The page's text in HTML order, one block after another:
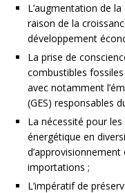
L’augmentation de
raison de la
développement
La prise de
combustibles
avec notamment
(GES) responsables
La nécessité pour les
énergétique en
importations ;
L’impératif de